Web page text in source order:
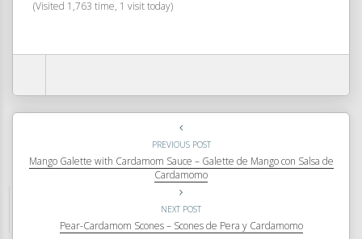
(Visited 1,763 time, 1 visit today)
PREVIOUS POST
Mango Galette with Cardamom Sauce – Galette de Mango con Salsa de
Cardamomo
NEXT POST
Pear-Cardamom Scones – Scones de Pera y Cardamomo